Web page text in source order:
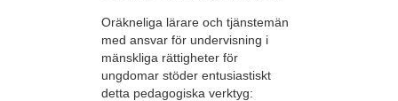
Oräkneliga lärare och tjänstemän
med ansvar för undervisning i
mänskliga rättigheter för
ungdomar stöder entusiastiskt
detta pedagogiska verktyg: